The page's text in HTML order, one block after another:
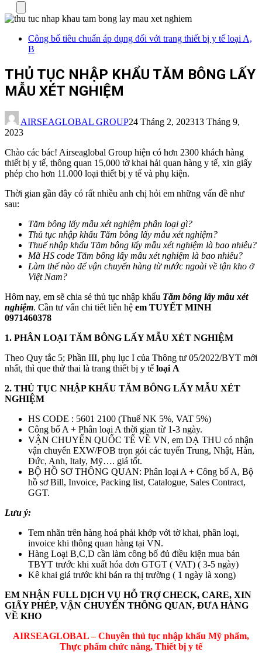
Công bố tiêu chuẩn áp dụng đối với trang thiết bị y tế loại A,
B
THỦ TỤC NHẬP KHẨU TĂM BÔNG LẤY
MẪU XÉT NGHIỆM
AIRSEAGLOBAL GROUP24 Tháng 2, 202313 Tháng 9,
2023
Chào các bác! Airseaglobal Group hiện có hơn 2300 khách hàng
thiết bị y tế, thông quan 15,000 tờ khai hải quan hàng y tế, xin giấy
phép cho hơn 11.000 loại thiết bị y tế và phụ kiện.
Thời gian gần đây có rất nhiều anh chị hỏi em những vấn đề như
sau:
Tăm bông lấy mẫu xét nghiệm phân loại gì?
Thủ tục nhập khẩu Tăm bông lấy mẫu xét nghiệm?
Thuế nhập khẩu Tăm bông lấy mẫu xét nghiệm là bao nhiêu?
Mã HS code Tăm bông lấy mẫu xét nghiệm là bao nhiêu?
Làm thế nào để vận chuyển hàng từ nước ngoài về tận kho ở
Việt Nam?
Hôm nay, em sẽ chia sẻ thủ tục nhập khẩu Tăm bông lấy mẫu xét
nghiệm. Cần tư vấn chi tiết liên hệ em TUYẾT MINH
0971460378
1. PHÂN LOẠI TĂM BÔNG LẤY MẪU XÉT NGHIỆM
Theo Quy tắc 5; Phần III, phụ lục I của Thông tư 05/2022/BYT mới
nhất, thì que thử thai là trang thiết bị y tế loại A
2. THỦ TỤC NHẬP KHẨU TĂM BÔNG LẤY MẪU XÉT
NGHIỆM
HS CODE : 5601 2100 (Thuế NK 5%, VAT 5%)
Công bố A + Phân loại A thời gian từ 1-3 ngày.
VẬN CHUYỂN QUỐC TẾ VỀ VN, em DẠ THU có nhận
vận chuyển EXW/FOB trọn gói các tuyến Trung, Nhật, Hàn,
Đức, Anh, Italy, Mỹ…. giá tốt.
BỘ HỒ SƠ THÔNG QUAN: Phân loại A + Công bố A, Bộ
hồ sơ Bill, Invoice, Packing list, Catalogue, Sales Contract,
GGT.
Lưu ý:
Tem nhãn trên hàng hoá phải khớp với tờ khai, phân loại,
invoice khi thông quan hàng tại VN.
Hàng Loại B,C,D cần làm công bố đủ điều kiện mua bán
TBYT trước khi xuất hóa đơn GTGT ( VAT) ( 3-5 ngày)
Kê khai giá trước khi bán ra thị trường ( 1 ngày là xong)
EM NHẬN FULL DỊCH VỤ HỖ TRỢ CHECK, CARE, XIN
GIẤY PHÉP, VẬN CHUYỂN THÔNG QUAN, ĐƯA HÀNG
VỀ KHO
AIRSEAGLOBAL – Chuyên thủ tục nhập khẩu Mỹ phẩm,
Thực phẩm chức năng, Thiết bị y tế